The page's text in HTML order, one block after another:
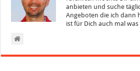
anbieten und suche
Angeboten die ich dann
ist für Dich auch mal